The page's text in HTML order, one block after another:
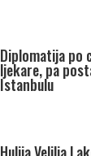
Diplomatija po
ljekare, pa
Istanbulu